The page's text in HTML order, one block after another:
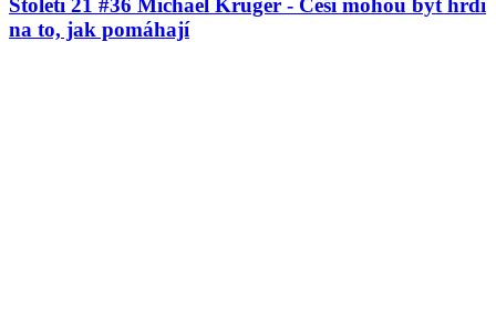
Století 21 #36 Michael Kruger - Češi mohou být hrdí
na to, jak pomáhají